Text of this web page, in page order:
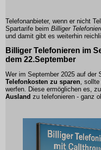
Telefonanbieter, wenn er nicht
Spartarife beim Billiger
und damit gibt es weiterhin
Billiger Telefonieren im
dem 22.September
Wer im September 2025 auf der
Telefonkosten zu sparen,
werfen. Diese ermöglichen es,
Ausland zu telefonieren - ganz